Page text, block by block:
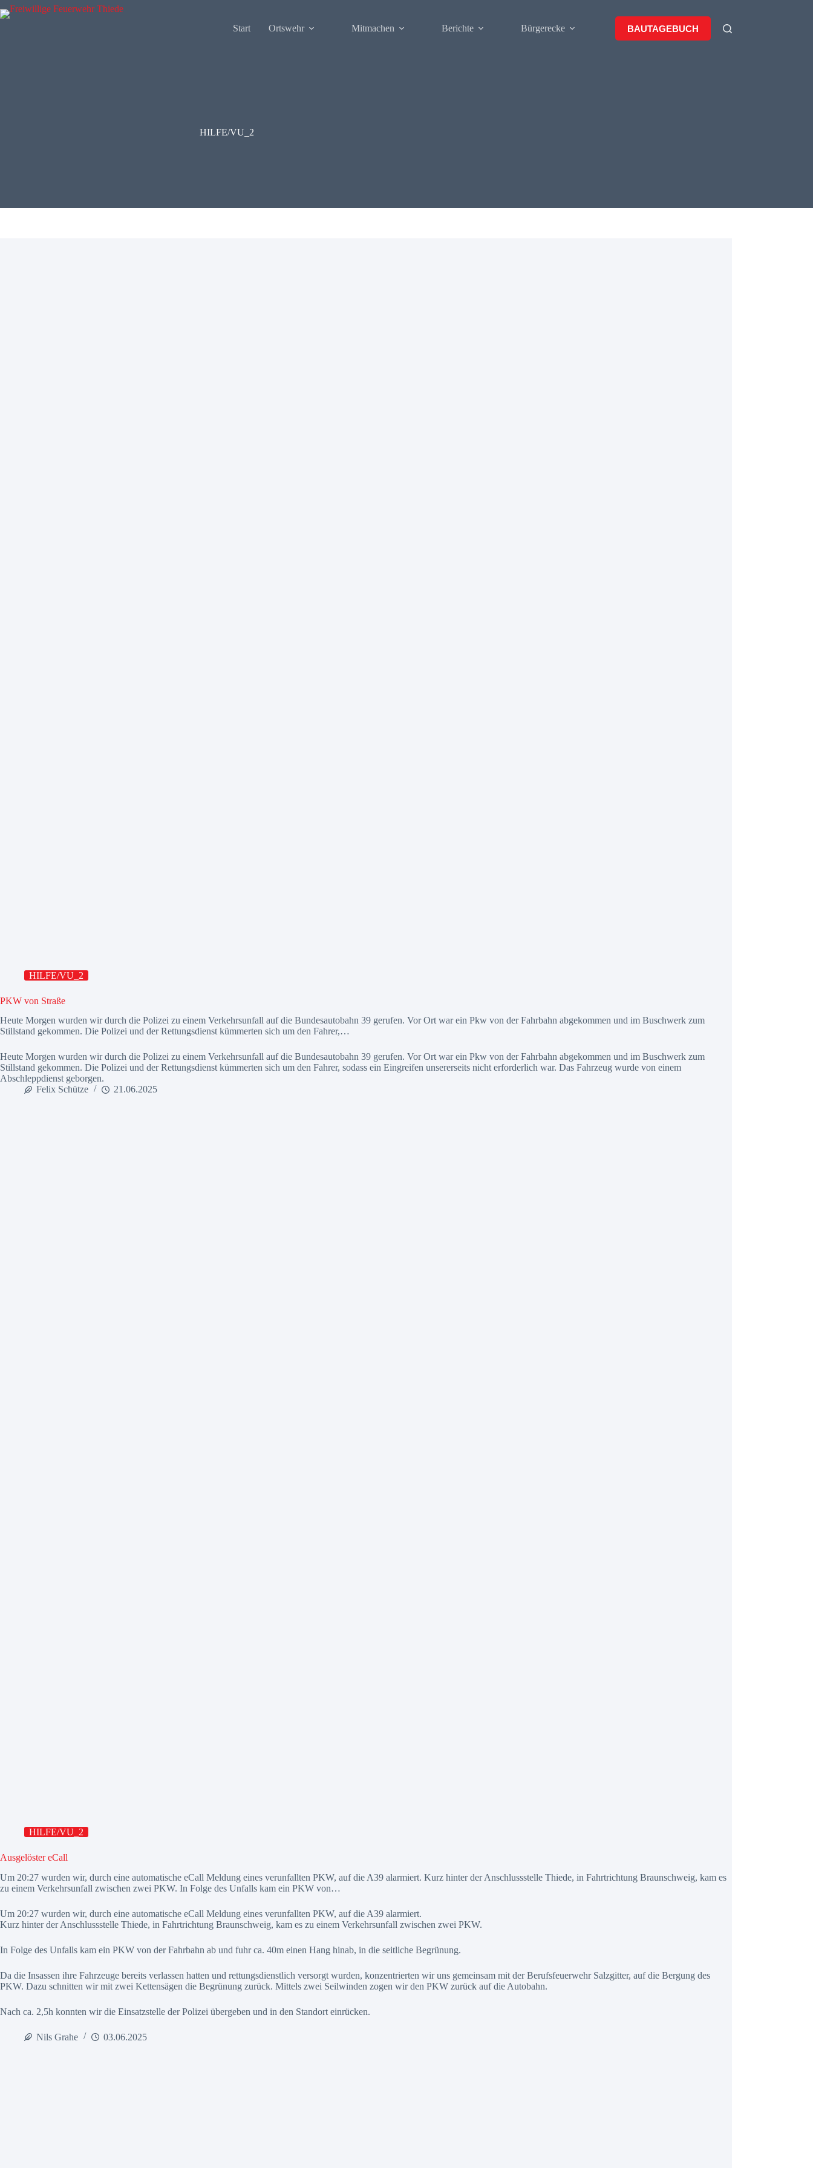
Zum
Inhalt
Start Ortswehr Mitmachen Berichte Bürgerecke BAUTAGEBUCH
HILFE/VU_2
HILFE/VU_2
PKW von Straße
Heute Morgen wurden wir durch die Polizei zu einem Verkehrsunfall auf die Bundesautobahn 39 gerufen. Vor Ort war ein Pkw von der Fahrbahn abgekommen und im Buschwerk zum
Stillstand gekommen. Die Polizei und der Rettungsdienst kümmerten sich um den Fahrer,…
Heute Morgen wurden wir durch die Polizei zu einem Verkehrsunfall auf die Bundesautobahn 39 gerufen. Vor Ort war ein Pkw von der Fahrbahn abgekommen und im Buschwerk zum
Stillstand gekommen. Die Polizei und der Rettungsdienst kümmerten sich um den Fahrer, sodass ein Eingreifen unsererseits nicht erforderlich war. Das Fahrzeug wurde von einem
Abschleppdienst geborgen.
Felix Schütze
21.06.2025
HILFE/VU_2
Ausgelöster eCall
Um 20:27 wurden wir, durch eine automatische eCall Meldung eines verunfallten PKW, auf die A39 alarmiert. Kurz hinter der Anschlussstelle Thiede, in Fahrtrichtung Braunschweig, kam es
zu einem Verkehrsunfall zwischen zwei PKW. In Folge des Unfalls kam ein PKW von…
Um 20:27 wurden wir, durch eine automatische eCall Meldung eines verunfallten PKW, auf die A39 alarmiert.
Kurz hinter der Anschlussstelle Thiede, in Fahrtrichtung Braunschweig, kam es zu einem Verkehrsunfall zwischen zwei PKW.
In Folge des Unfalls kam ein PKW von der Fahrbahn ab und fuhr ca. 40m einen Hang hinab, in die seitliche Begrünung.
Da die Insassen ihre Fahrzeuge bereits verlassen hatten und rettungsdienstlich versorgt wurden, konzentrierten wir uns gemeinsam mit der Berufsfeuerwehr Salzgitter, auf die Bergung des
PKW. Dazu schnitten wir mit zwei Kettensägen die Begrünung zurück. Mittels zwei Seilwinden zogen wir den PKW zurück auf die Autobahn.
Nach ca. 2,5h konnten wir die Einsatzstelle der Polizei übergeben und in den Standort einrücken.
Nils Grahe 03.06.2025